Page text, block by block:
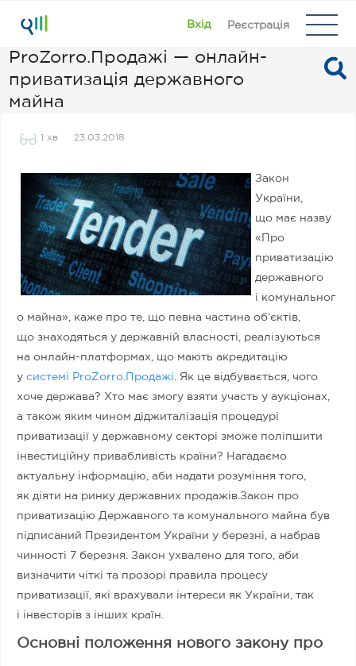
Вхід Реєстрація
ProZorro.Продажі — онлайн-
приватизація державного
майна
1 хв 23.03.2018
Закон
України,
що має назву
«Про
приватизацію
державного
і комунальног
о майна», каже про те, що певна частина об’єктів,
що знаходяться у державній власності, реалізуються
на онлайн-платформах, що мають акредитацію
у системі ProZorro.Продажі . Як це відбувається, чого
хоче держава? Хто має змогу взяти участь у аукціонах,
а також яким чином діджиталізація процедурі
приватизації у державному секторі зможе поліпшити
інвестиційну привабливість країни? Нагадаємо
актуальну інформацію, аби надати розуміння того,
як діяти на ринку державних продажів.Закон про
приватизацію Державного та комунального майна був
підписаний Президентом України у березні, а набрав
чинності 7 березня. Закон ухвалено для того, аби
визначити чіткі та прозорі правила процесу
приватизації, які врахували інтереси як України, так
і інвесторів з інших країн.
Основні положення нового закону про